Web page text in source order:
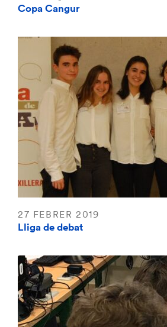
Copa Cangur
27 FEBRER 2019
Lliga de debat